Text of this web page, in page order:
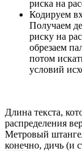
риска на
Кодируем
Получаем
риску на
обрезаем
потом
условий
Длина текста,
распределения
Метровый
конечно, дичь (и